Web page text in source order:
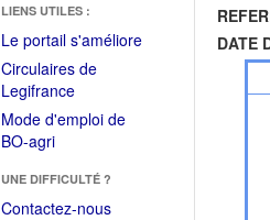
LIENS UTILES :
Le portail s'améliore(Fichier
Circulaires de
Legifrance(Ouvrir
dans
une
fenêtre)
Mode d'emploi de
BO-agri(Ouvrir
une
nouvelle
UNE DIFFICULTÉ ?
Contactez-nous
DATE